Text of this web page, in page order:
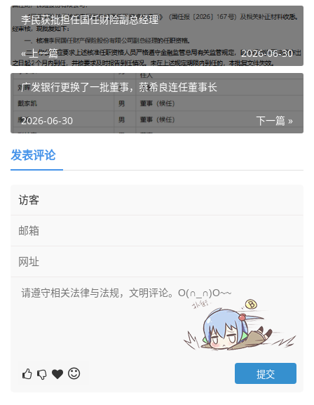
李民获批担任国任财险副总经理
« 上一篇 2026-06-30
广发银行更换了一批董事，蔡希良连任董事长
下一篇 »
2026-06-30
发表评论